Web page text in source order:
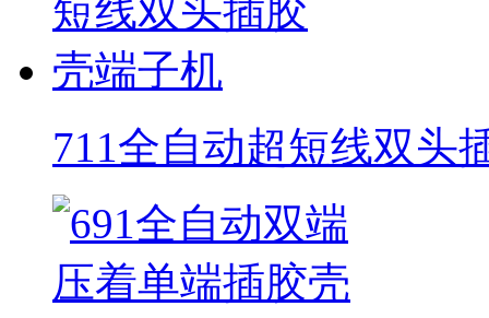
711全自动超短线双头